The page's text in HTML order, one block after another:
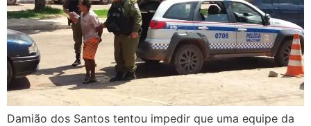
Damião dos Santos tentou impedir que uma equipe da